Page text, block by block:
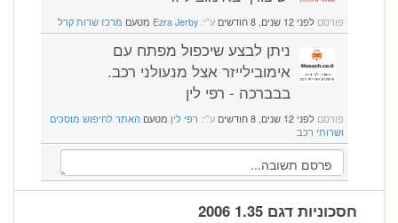
פורסם לפני 12 שנים, 8 חודשים ע"י: Ezra Jerby מטעם מרכז שרות קרל
ניתן לבצע שיכפול מפתח עם
אימובילייזר אצל מנעולני רכב.
בבברכה - רפי לין
פורסם לפני 12 שנים, 8 חודשים ע"י: רפי לין מטעם האתר לחיפוש מוסכים
ושרותי רכב
חסכוניות דגם 1.35 2006